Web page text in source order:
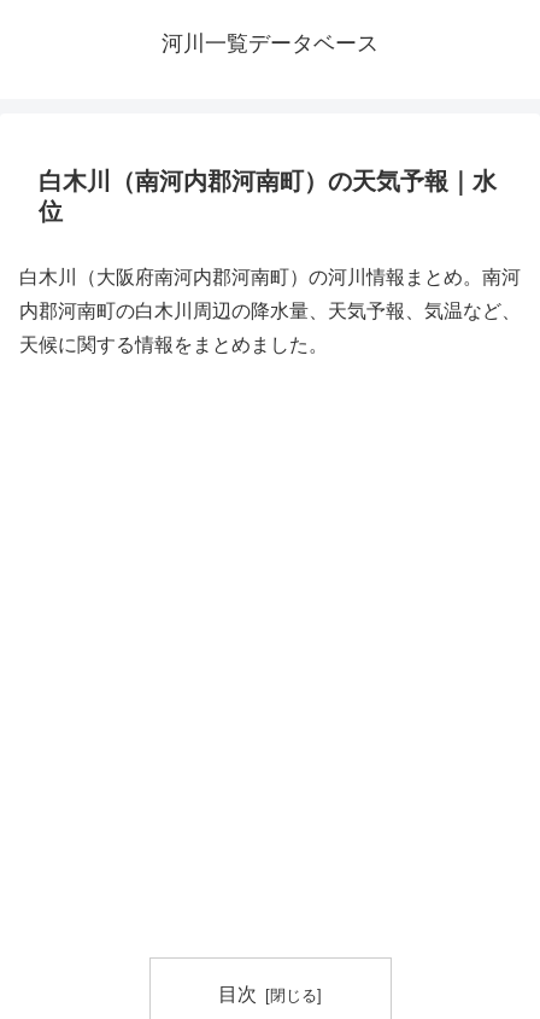
河川一覧データベース
白木川（南河内郡河南町）の天気予報｜水
位
白木川（大阪府南河内郡河南町）の河川情報まとめ。南河
内郡河南町の白木川周辺の降水量、天気予報、気温など、
天候に関する情報をまとめました。
目次